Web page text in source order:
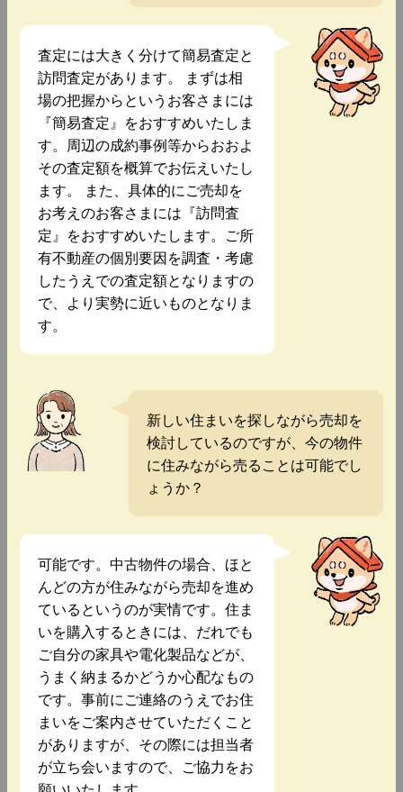
査定には大きく分けて簡易査定と
訪問査定があります。 まずは相
場の把握からというお客さまには
『簡易査定』をおすすめいたしま
す。周辺の成約事例等からおおよ
その査定額を概算でお伝えいたし
ます。 また、具体的にご売却を
お考えのお客さまには『訪問査
定』をおすすめいたします。ご所
有不動産の個別要因を調査・考慮
したうえでの査定額となりますの
で、より実勢に近いものとなりま
す。
新しい住まいを探しながら売却を
検討しているのですが、今の物件
に住みながら売ることは可能でし
ょうか？
可能です。中古物件の場合、ほと
んどの方が住みながら売却を進め
ているというのが実情です。住ま
いを購入するときには、だれでも
ご自分の家具や電化製品などが、
うまく納まるかどうか心配なもの
です。事前にご連絡のうえでお住
まいをご案内させていただくこと
がありますが、その際には担当者
が立ち会いますので、ご協力をお